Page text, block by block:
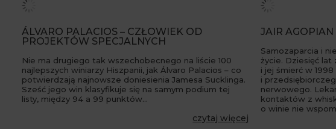
ÁLVARO PALACIOS – CZŁOWIEK OD
PROJEKTÓW SPECJALNYCH
Nie ma drugiego tak wszechobecnego na liście 100
najlepszych winiarzy Hiszpanii, jak Álvaro Palacios – co
potwierdzają najnowsze doniesienia Jamesa Sucklinga.
Sześć jego win klasyfikuje się na samym podium tej
listy, między 94 a 99 punktów…
czytaj więcej
JAIR AGOPIAN
Samozaparcia i
życie. Dziesięć lat
i jej śmierć w
i
nerwowego.
kontaktów z
o winie nie